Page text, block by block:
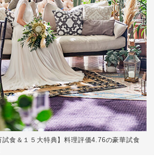
試食＆１５大特典】料理評価4.76の豪華試食